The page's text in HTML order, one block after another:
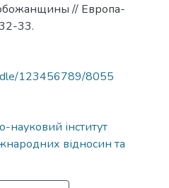
// Европа-
33.
123456789/8055
науковий інститут
відносин та